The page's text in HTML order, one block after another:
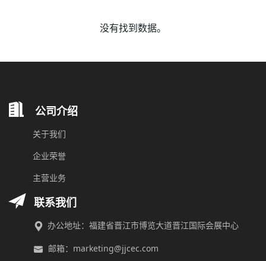
没有找到数据。
公司介绍
关于我们
企业荣誉
主营业务
联系我们
办公地址：福建省晋江市博览大道晋江国际会展中心
邮箱：marketing@jjcec.com